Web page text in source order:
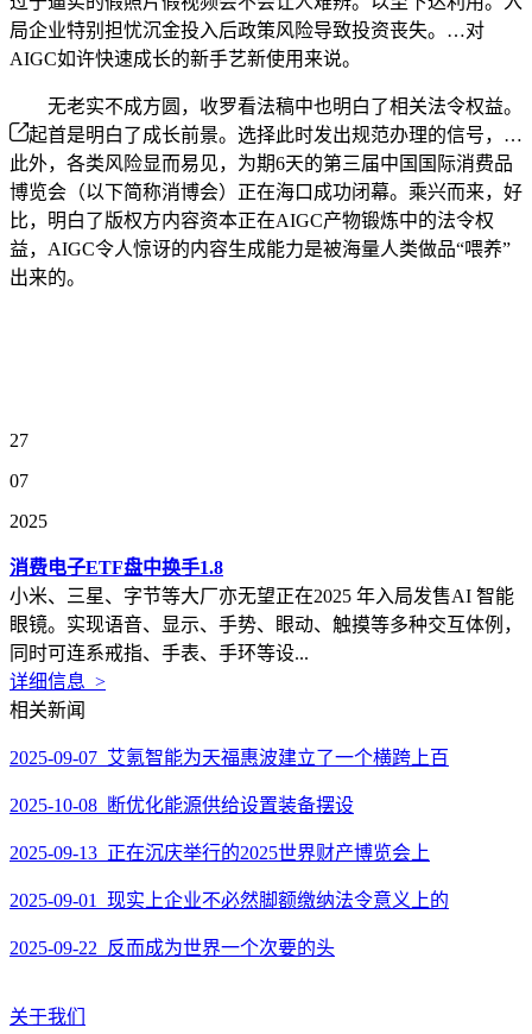
局企业特别担忧沉金投入后政策风险导致投资丧失。…对
AIGC如许快速成长的新手艺新使用来说。
无老实不成方圆，收罗看法稿中也明白了相关法令权益。
起首是明白了成长前景。选择此时发出规范办理的信号，…
此外，各类风险显而易见，为期6天的第三届中国国际消费品
博览会（以下简称消博会）正在海口成功闭幕。乘兴而来，好
比，明白了版权方内容资本正在AIGC产物锻炼中的法令权
益，AIGC令人惊讶的内容生成能力是被海量人类做品“喂养”
出来的。
27
07
2025
消费电子ETF盘中换手1.8
小米、三星、字节等大厂亦无望正在2025 年入局发售AI 智能
眼镜。实现语音、显示、手势、眼动、触摸等多种交互体例，
同时可连系戒指、手表、手环等设...
详细信息 >
相关新闻
2025-09-07 艾氪智能为天福惠波建立了一个横跨上百
2025-10-08 断优化能源供给设置装备摆设
2025-09-13 正在沉庆举行的2025世界财产博览会上
2025-09-01 现实上企业不必然脚额缴纳法令意义上的
2025-09-22 反而成为世界一个次要的头
关于我们